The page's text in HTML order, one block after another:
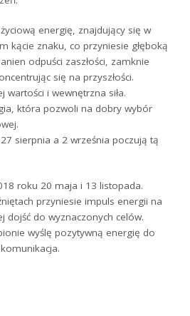
energię, znajdujący się w
kącie znaku, co przyniesie głęboką
odpuści zaszłości, zamknie
się na przyszłości.
wartości i wewnętrzna siła.
która pozwoli na dobry wybór
sierpnia a 2 września poczują tą
roku 20 maja i 13 listopada.
przyniesie impuls energii na
dojść do wyznaczonych celów.
wyślę pozytywną energię do